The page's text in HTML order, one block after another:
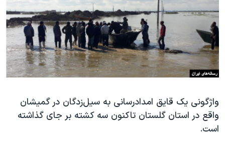
فرهنگ و زندگی
حقوق شهروندی
اقتصادی
علم و فناوری
گالری عکس
آرشیو پخش زنده
مستندها
انتخابات ریاست جمهوری آمریکا ۲۰۲۴
حمله جمهوری اسلامی به اسرائیل
رمز مهسا
اعتراضات زن، زندگی، آزادی
مجموعه مستندهای دادخواهی
دنبال کنید
زبانهای مختلف
واژگونی یک قایق امدادرسانی به سیل‌زدگان در گمیشان
واقع در استان گلستان تاکنون سه کشته بر جای گذاشته
است.